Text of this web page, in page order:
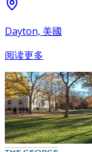
Dayton, 美國
阅读更多